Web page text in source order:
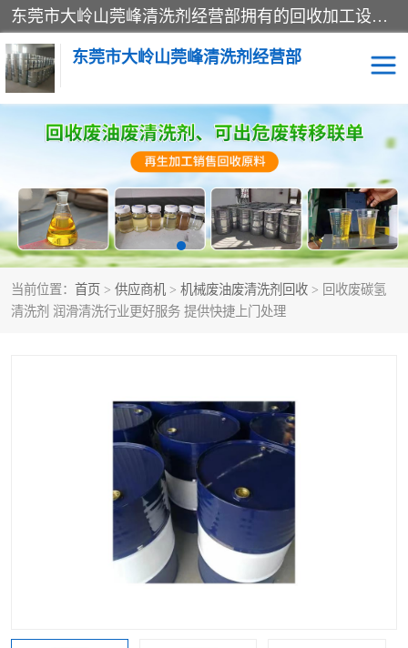
东莞市大岭山莞峰清洗剂经营部拥有的回收加工设备，大量废油回收、废清洗剂回收、废溶剂油回收、机械废油废清洗剂回收、废碳氢回收、碳氢液压油回收、碳氢二氯回收等废清洗剂处理；我们只是提供废旧化工原料的循环使用存放点，执行正规的存放，有正规的回收资质处理。同时我们公司批发零售回收级清洗剂，脱模油再生基础油，质量保证。
东莞市大岭山莞峰清洗剂经营部
当前位置： 首页 > 供应商机 > 机械废油废清洗剂回收 > 回收废碳氢
清洗剂 润滑清洗行业更好服务 提供快捷上门处理
废清洗剂回收
废溶剂油回收 机械废油废清洗剂回收
废碳氢回收 碳氢液压油回收
碳氢二氯回收 回收废三四氯乙烯
回收废清洗剂 上门回收废清洗剂